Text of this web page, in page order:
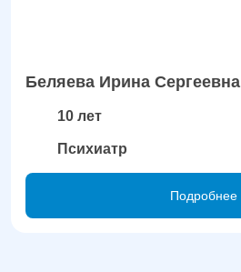
Беляева Ирина Сергеевна
10 лет
Психиатр
Подробнее